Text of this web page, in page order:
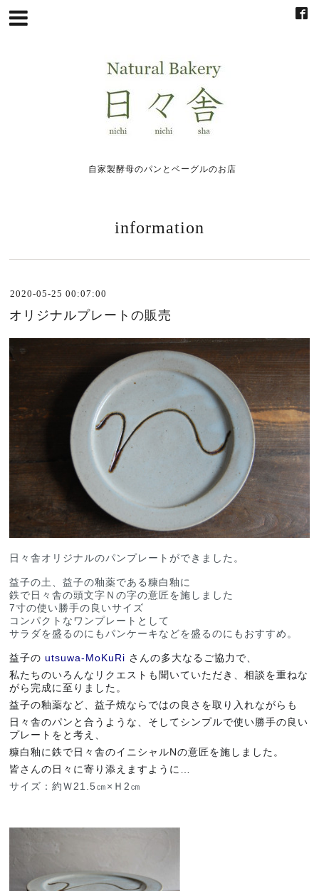
自家製酵母のパンとベーグルのお店
information
2020-05-25 00:07:00
オリジナルプレートの販売
日々舎オリジナルのパンプレートができました。
益子の土、益子の釉薬である糠白釉に
鉄で日々舎の頭文字Ｎの字の意匠を施しました
7寸の使い勝手の良いサイズ
コンパクトなワンプレートとして
サラダを盛るのにもパンケーキなどを盛るのにもおすすめ。
益子のutsuwa-MoKuRi さんの多大なるご協力で、
私たちのいろんなリクエストも聞いていただき、相談を重ねな
がら完成に至りました。
益子の釉薬など、益子焼ならではの良さを取り入れながらも
日々舎のパンと合うような、そしてシンプルで使い勝手の良い
プレートをと考え、
糠白釉に鉄で日々舎のイニシャルNの意匠を施しました。
皆さんの日々に寄り添えますように…
サイズ：約Ｗ21.5㎝×Ｈ2㎝